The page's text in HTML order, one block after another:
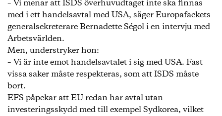
– Vi menar att ISDS överhuvudtaget inte ska finnas
med i ett handelsavtal med USA, säger Europafackets
generalsekreterare Bernadette Ségol i en intervju med
Arbetsvärlden.
Men, understryker hon:
– Vi är inte emot handelsavtalet i sig med USA. Fast
vissa saker måste respekteras, som att ISDS måste
bort.
EFS påpekar att EU redan har avtal utan
investeringsskydd med till exempel Sydkorea, vilket